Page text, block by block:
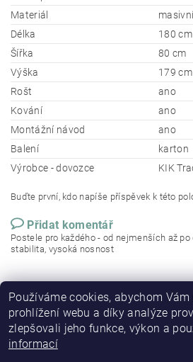
Materiál
Délka
180 cm
Šířka
80 cm
Výška
179 cm
Rošt
ano
Kování
ano
Montážní návod
ano
Balení
karton
Výrobce - dovozce
KIK
Buďte první, kdo napíše příspěvek k této
Přidat komentář
Postele pro každého - od nejmenších až
stabilita, vysoká nosnost
Používáme cookies, abychom
prohlížení webu a díky analýze
zlepšovali jeho funkce, výkon a
informací